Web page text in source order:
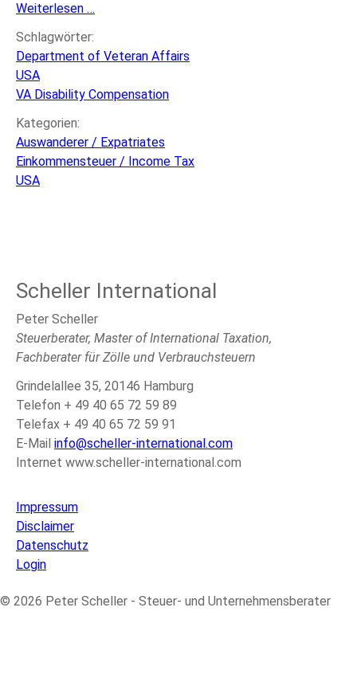
Weiterlesen …
Invaliditätsentschädigung
in
Schlagwörter:
Department of Veteran Affairs
USA
VA Disability Compensation
Kategorien:
Auswanderer / Expatriates
Einkommensteuer / Income Tax
USA
Scheller International
Peter Scheller
Steuerberater, Master of International Taxation,
Fachberater für Zölle und Verbrauchsteuern
Grindelallee 35, 20146 Hamburg
Telefon + 49 40 65 72 59 89
Telefax + 49 40 65 72 59 91
E-Mail info@scheller-international.com
Internet www.scheller-international.com
Impressum
Disclaimer
Datenschutz
Login
© 2026 Peter Scheller - Steuer- und Unternehmensberater